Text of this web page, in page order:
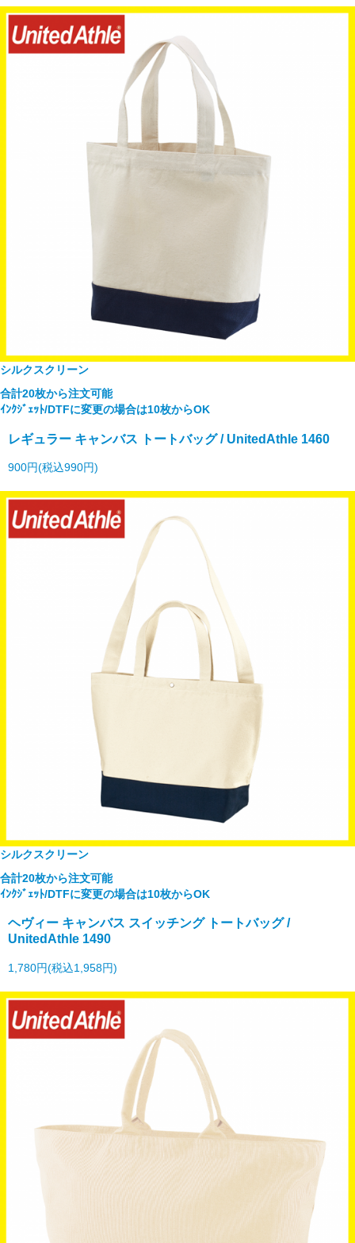
シルクスクリーン
合計20枚から注文可能
ｲﾝｸｼﾞｪｯﾄ/DTFに変更の場合は10枚からOK
レギュラー キャンバス トートバッグ / UnitedAthle 1460
900円(税込990円)
シルクスクリーン
合計20枚から注文可能
ｲﾝｸｼﾞｪｯﾄ/DTFに変更の場合は10枚からOK
ヘヴィー キャンバス スイッチング トートバッグ /
UnitedAthle 1490
1,780円(税込1,958円)